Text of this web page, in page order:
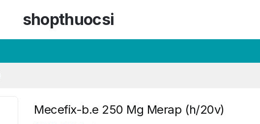
shopthuocsi
Mecefix-b.e 250 Mg Merap (h/20v)